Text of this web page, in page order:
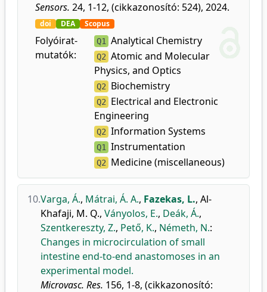
Sensors. 24, 1-12, (cikkazonosító: 524), 2024.
doi DEA Scopus
Folyóirat-
mutatók:
Q1 Analytical Chemistry
Q2 Atomic and Molecular
Physics, and Optics
Q2 Biochemistry
Q2
Electrical and Electronic
Engineering
Q2 Information Systems
Q1 Instrumentation
Q2 Medicine (miscellaneous)
10.Varga, Á., Mátrai, Á. A., Fazekas, L., Al-
Khafaji, M. Q., Ványolos, E., Deák, Á.,
Szentkereszty, Z., Pető, K., Németh, N.:
Changes in microcirculation of small
intestine end-to-end anastomoses in an
experimental model.
Microvasc. Res. 156, 1-8, (cikkazonosító: